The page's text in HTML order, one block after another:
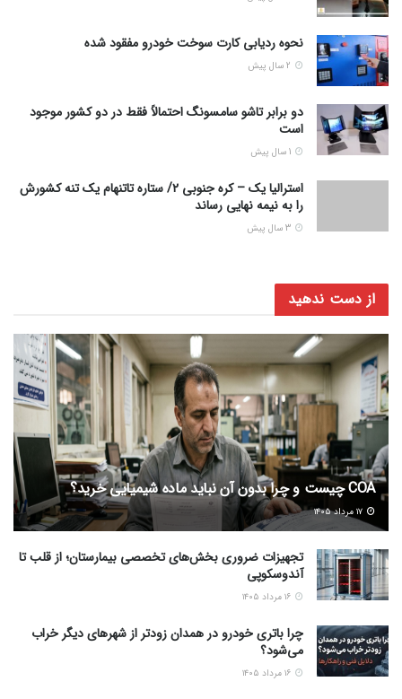
نحوه ردیابی کارت سوخت خودرو مفقود شده
دو برابر تاشو سامسونگ احتمالاً فقط در دو کشور موجود
است
استرالیا یک – کره جنوبی ۲/ ستاره تاتنهام یک تنه کشورش
را به نیمه نهایی رساند
از دست ندهید
COA چیست و چرا بدون آن نباید ماده شیمیایی خرید؟
تجهیزات ضروری بخش‌های تخصصی بیمارستان؛ از قلب تا
آندوسکوپی
چرا باتری خودرو در همدان زودتر از شهرهای دیگر خراب
می‌شود؟